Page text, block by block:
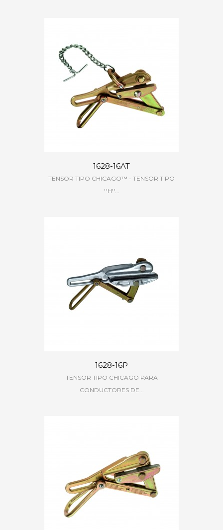
1628-16AT
TENSOR TIPO CHICAGO™ - TENSOR TIPO
''H''...
1628-16P
TENSOR TIPO CHICAGO PARA
CONDUCTORES DE...